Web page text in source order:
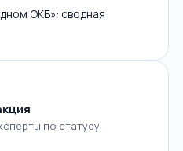
ОКБ»: сводная
по статусу